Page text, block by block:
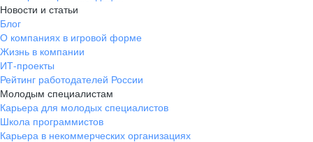
Новости и статьи
Блог
О компаниях в игровой форме
Жизнь в компании
ИТ-проекты
Рейтинг работодателей России
Молодым специалистам
Карьера для молодых специалистов
Школа программистов
Карьера в некоммерческих организациях